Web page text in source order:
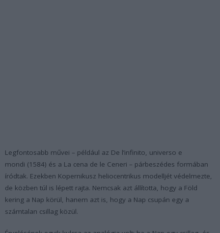
Legfontosabb művei – például az De l’infinito, universo e
mondi (1584) és a La cena de le Ceneri – párbeszédes formában
íródtak. Ezekben Kopernikusz heliocentrikus modelljét védelmezte,
de közben túl is lépett rajta. Nemcsak azt állította, hogy a Föld
kering a Nap körül, hanem azt is, hogy a Nap csupán egy a
számtalan csillag közül.